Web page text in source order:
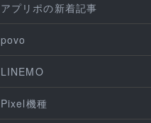
アプリポの新着記事
povo
LINEMO
Pixel機種